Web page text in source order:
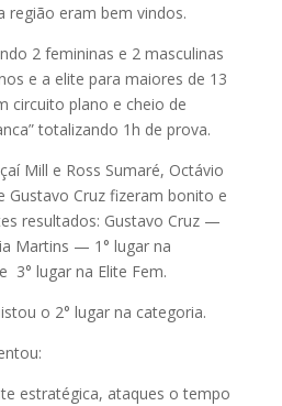
região eram bem vindos.
2 femininas e 2 masculinas
e a elite para maiores de 13
circuito plano e cheio de
totalizando 1h de prova.
Mill e Ross Sumaré, Octávio
Gustavo Cruz fizeram bonito e
resultados: Gustavo Cruz —
Martins — 1° lugar na
3° lugar na Elite Fem.
o 2° lugar na categoria.
estratégica, ataques o tempo